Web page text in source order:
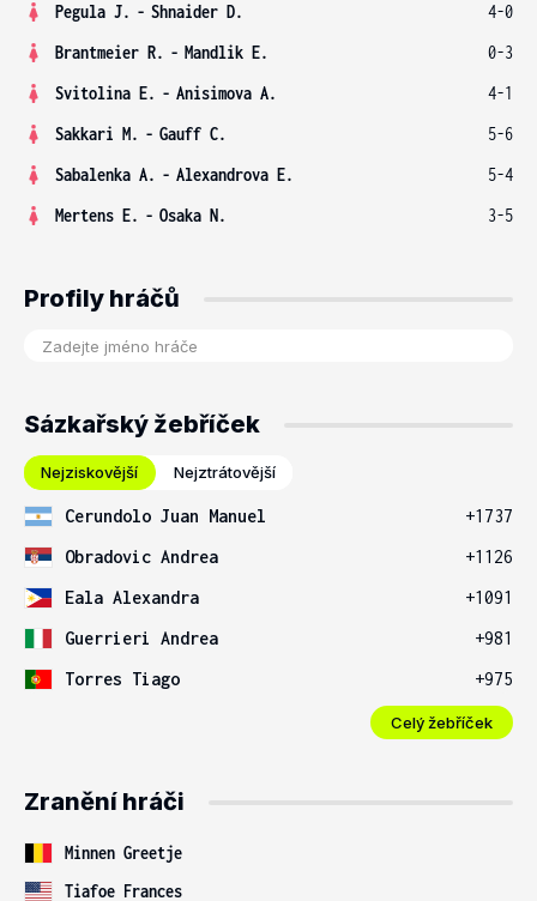
Pegula J. - Shnaider D.
4-0
Brantmeier R. - Mandlik E.
0-3
Svitolina E. - Anisimova A.
4-1
Sakkari M. - Gauff C.
5-6
Sabalenka A. - Alexandrova E.
5-4
Mertens E. - Osaka N. 3-5
Profily hráčů
Sázkařský žebříček
Nejziskovější Nejztrátovější
Cerundolo Juan Manuel
+1737
Obradovic Andrea
+1126
Eala Alexandra
+1091
Guerrieri Andrea
+981
Torres Tiago
+975
Celý žebříček
Zranění hráči
Minnen Greetje
Tiafoe Frances